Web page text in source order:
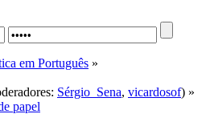
em Português »
Sérgio_Sena, vicardosof) »
papel